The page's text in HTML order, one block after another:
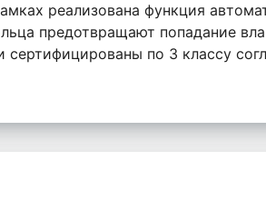
реализована функция
предотвращают попадание
сертифицированы по 3 классу